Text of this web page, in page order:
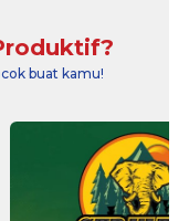
buat kamu!